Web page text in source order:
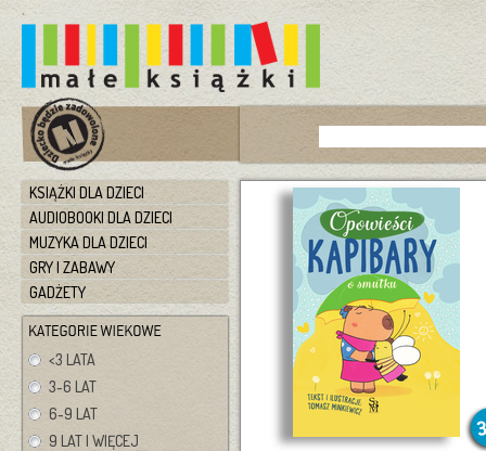
KSIĄŻKI DLA DZIECI
AUDIOBOOKI DLA DZIECI
MUZYKA DLA DZIECI
GRY I ZABAWY
GADŻETY
<3 LATA
3-6 LAT
6-9 LAT
9 LAT I WIĘCEJ